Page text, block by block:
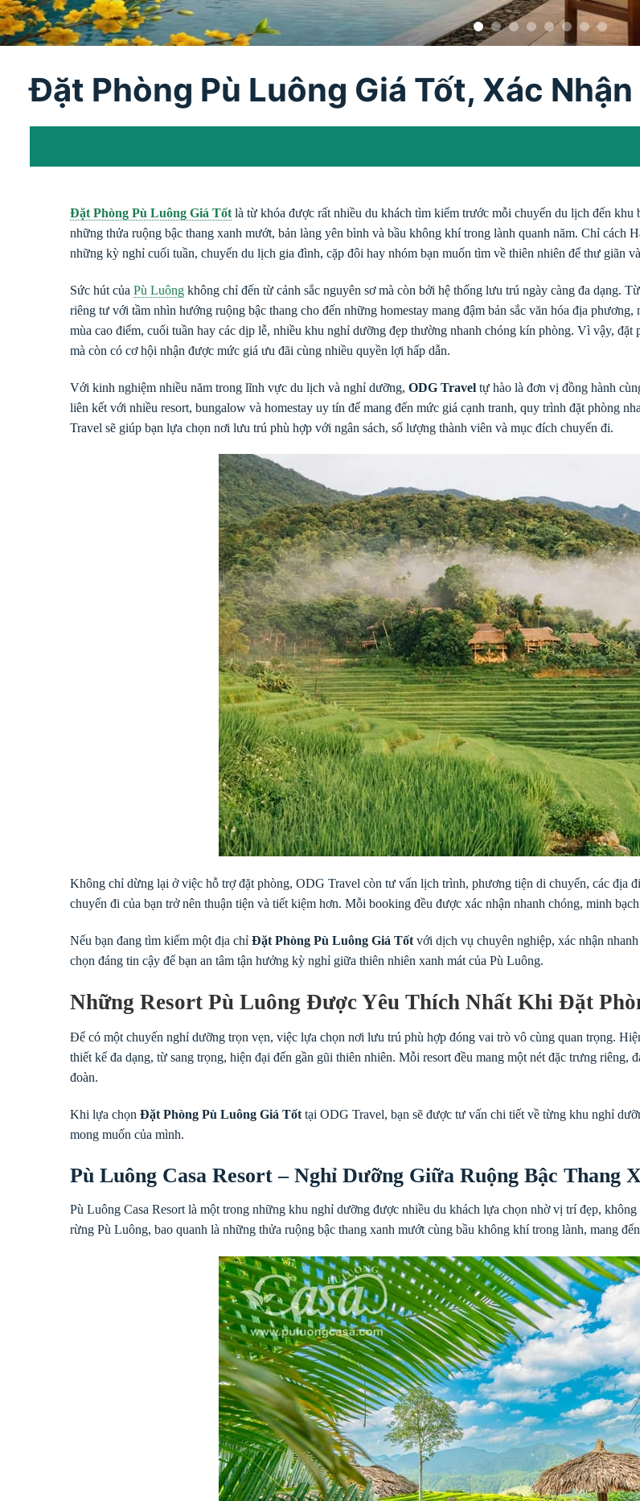
Đặt Phòng Pù Luông Giá Tốt, Xác
Đặt Phòng Pù Luông Giá Tốt là từ khóa được rất nhiều du khách tìm kiếm trước mỗi chuyến du lịch đến
những thửa ruộng bậc thang xanh mướt, bản làng yên bình và bầu không khí trong lành quanh năm. Chỉ
những kỳ nghỉ cuối tuần, chuyến du lịch gia đình, cặp đôi hay nhóm bạn muốn tìm về thiên nhiên để thư giãn
Sức hút của Pù Luông không chỉ đến từ cảnh sắc nguyên sơ mà còn bởi hệ thống lưu trú ngày càng đa dạng.
riêng tư với tầm nhìn hướng ruộng bậc thang cho đến những homestay mang đậm bản sắc văn hóa địa
mùa cao điểm, cuối tuần hay các dịp lễ, nhiều khu nghỉ dưỡng đẹp thường nhanh chóng kín phòng. Vì vậy,
mà còn có cơ hội nhận được mức giá ưu đãi cùng nhiều quyền lợi hấp dẫn.
Với kinh nghiệm nhiều năm trong lĩnh vực du lịch và nghỉ dưỡng, ODG Travel tự hào là đơn vị đồng hành
liên kết với nhiều resort, bungalow và homestay uy tín để mang đến mức giá cạnh tranh, quy trình đặt phòng
Travel sẽ giúp bạn lựa chọn nơi lưu trú phù hợp với ngân sách, số lượng thành viên và mục đích chuyến đi.
Không chỉ dừng lại ở việc hỗ trợ đặt phòng, ODG Travel còn tư vấn lịch trình, phương tiện di chuyển, các địa
chuyến đi của bạn trở nên thuận tiện và tiết kiệm hơn. Mỗi booking đều được xác nhận nhanh chóng, minh
Nếu bạn đang tìm kiếm một địa chỉ Đặt Phòng Pù Luông Giá Tốt với dịch vụ chuyên nghiệp, xác nhận
chọn đáng tin cậy để bạn an tâm tận hưởng kỳ nghỉ giữa thiên nhiên xanh mát của Pù Luông.
Những Resort Pù Luông Được Yêu Thích Nhất Khi Đặt
Để có một chuyến nghỉ dưỡng trọn vẹn, việc lựa chọn nơi lưu trú phù hợp đóng vai trò vô cùng quan trọng.
thiết kế đa dạng, từ sang trọng, hiện đại đến gần gũi thiên nhiên. Mỗi resort đều mang một nét đặc trưng
đoàn.
Khi lựa chọn Đặt Phòng Pù Luông Giá Tốt tại ODG Travel, bạn sẽ được tư vấn chi tiết về từng khu nghỉ
mong muốn của mình.
Pù Luông Casa Resort – Nghỉ Dưỡng Giữa Ruộng Bậc Thang
Pù Luông Casa Resort là một trong những khu nghỉ dưỡng được nhiều du khách lựa chọn nhờ vị trí đẹp,
rừng Pù Luông, bao quanh là những thửa ruộng bậc thang xanh mướt cùng bầu không khí trong lành, mang